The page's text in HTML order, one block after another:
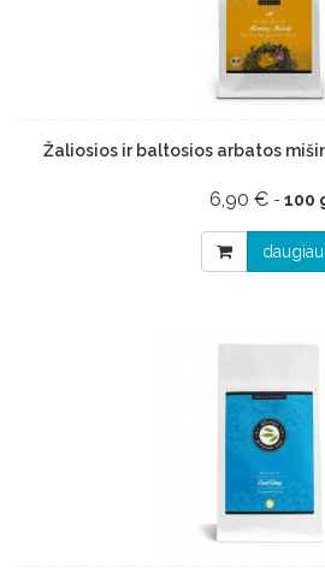
Žaliosios ir baltosios arbatos
6,90 € - 100
daugiau